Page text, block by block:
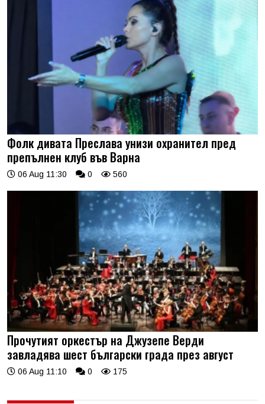
Фолк дивата Преслава унизи охранител пред
препълнен клуб във Варна
06 Aug 11:30 0 560
Прочутият оркестър на Джузепе Верди
завладява шест български града през август
06 Aug 11:10 0 175